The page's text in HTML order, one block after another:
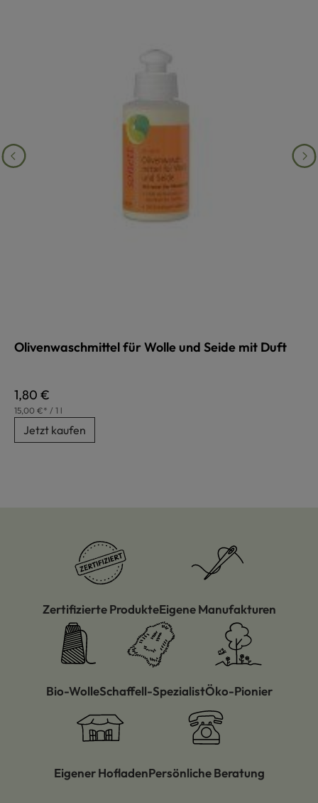
Olivenwaschmittel für Wolle und Seide mit Duft
Regulärer Preis:
1,80 €
15,00 €* / 1 l
Jetzt kaufen
Zertifizierte ProdukteEigene Manufakturen
Bio-WolleSchaffell-SpezialistÖko-Pionier
Eigener HofladenPersönliche Beratung